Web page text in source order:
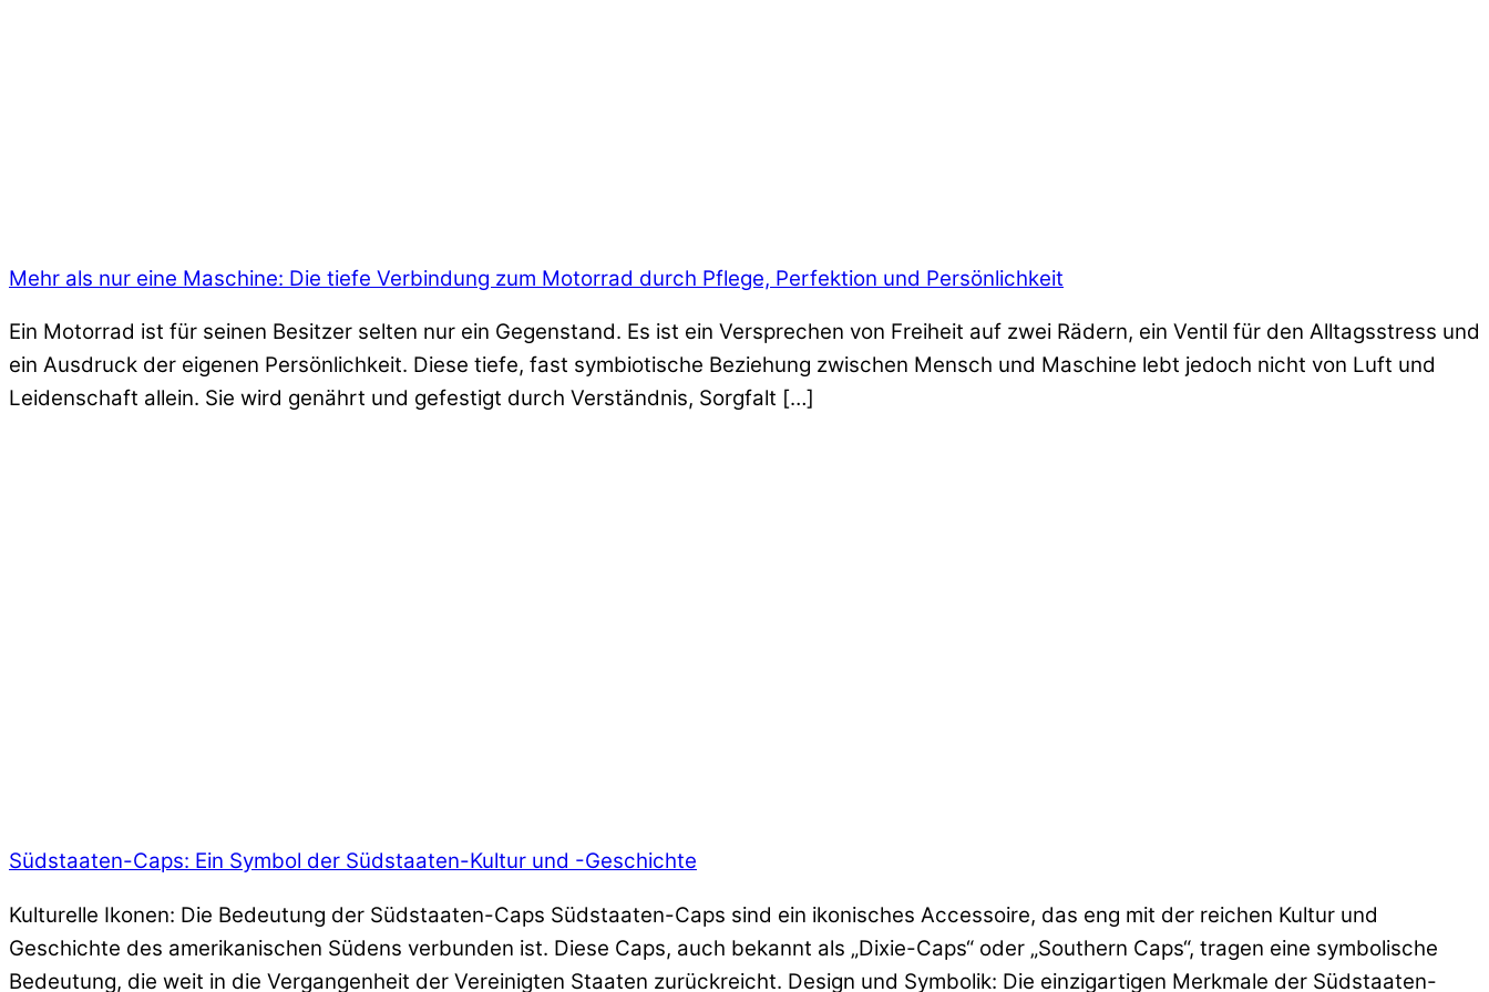
Mehr als nur eine Maschine: Die tiefe Verbindung zum Motorrad durch Pflege, Perfektion und Persönlichkeit
Ein Motorrad ist für seinen Besitzer selten nur ein Gegenstand. Es ist ein Versprechen von Freiheit auf zwei Rädern, ein Ventil für den Alltagsstress und
ein Ausdruck der eigenen Persönlichkeit. Diese tiefe, fast symbiotische Beziehung zwischen Mensch und Maschine lebt jedoch nicht von Luft und
Leidenschaft allein. Sie wird genährt und gefestigt durch Verständnis, Sorgfalt […]
Südstaaten-Caps: Ein Symbol der Südstaaten-Kultur und -Geschichte
Kulturelle Ikonen: Die Bedeutung der Südstaaten-Caps Südstaaten-Caps sind ein ikonisches Accessoire, das eng mit der reichen Kultur und
Geschichte des amerikanischen Südens verbunden ist. Diese Caps, auch bekannt als „Dixie-Caps“ oder „Southern Caps“, tragen eine symbolische
Bedeutung, die weit in die Vergangenheit der Vereinigten Staaten zurückreicht. Design und Symbolik: Die einzigartigen Merkmale der Südstaaten-